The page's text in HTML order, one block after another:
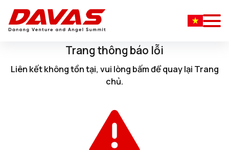
Trang thông báo lỗi
Liên kết không tồn tại, vui lòng bấmđể quay lại Trang
chủ.